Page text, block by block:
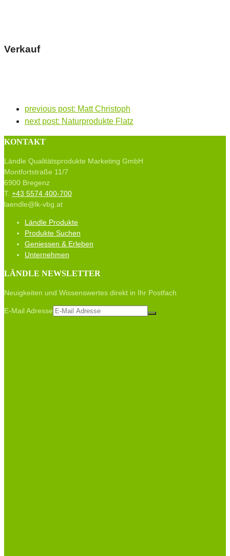
Verkauf
previous post: Matt Christoph
next post: Naturprodukte Flatz
KONTAKT
Ländle Qualitätsprodukte Marketing GmbH
Montfortstraße 11/7
6900 Bregenz
T. +43 5574 400-700
laendle@lk-vbg.at
Ländle Produkte
Produkte Suchen
Geniessen & Erleben
Unternehmen
LÄNDLE NEWSLETTER
Neuigkeiten und Wissenswertes direkt in Ihr Postfach
E-Mail Adresse